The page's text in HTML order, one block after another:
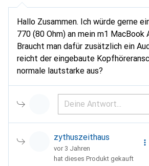
Hallo Zusammen. Ich würde gerne
770 (80 Ohm) an mein m1 MacBook
Braucht man dafür zusätzlich ein
reicht der eingebaute
normale lautstarke aus?
zythuszeithaus
vor 3 Jahren
hat dieses Produkt gekauft